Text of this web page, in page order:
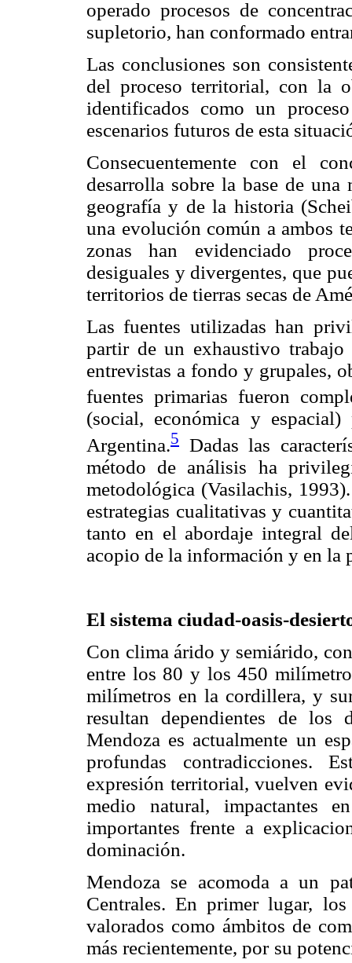
operado procesos de
supletorio, han conformado
Las conclusiones son
del proceso territorial, con la
identificados como un
escenarios futuros de esta
Consecuentemente con el
desarrolla sobre la base de
geografía y de la historia
una evolución común a ambos
zonas han evidenciado
desiguales y divergentes, que
territorios de tierras secas de
Las fuentes utilizadas han
partir de un exhaustivo trabajo
entrevistas a fondo y grupales,
fuentes primarias fueron
(social, económica y
Argentina.5
Dadas las
método de análisis ha
metodológica (Vasilachis,
estrategias cualitativas y
tanto en el abordaje integral
acopio de la información y en la
El sistema ciudad-oasis-
Con clima árido y semiárido,
entre los 80 y los 450
milímetros en la cordillera, y
resultan dependientes de los
Mendoza es actualmente un
profundas contradicciones.
expresión territorial, vuelven
medio natural, impactantes
importantes frente a
dominación.
Mendoza se acomoda a un
Centrales. En primer lugar,
valorados como ámbitos de
más recientemente, por su